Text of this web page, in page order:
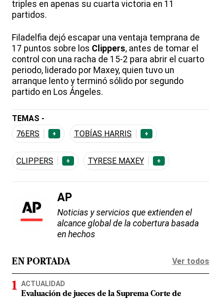
triples en apenas su cuarta victoria en 11
partidos.
Filadelfia dejó escapar una ventaja temprana de
17 puntos sobre los Clippers, antes de tomar el
control con una racha de 15-2 para abrir el cuarto
periodo, liderado por Maxey, quien tuvo un
arranque lento y terminó sólido por segundo
partido en Los Ángeles.
TEMAS -
76ERS
+ TOBÍAS HARRIS +
CLIPPERS + TYRESE MAXEY +
AP
Noticias y servicios que extienden el
alcance global de la cobertura basada
en hechos
EN PORTADA Ver todos
ACTUALIDAD
Evaluación de jueces de la Suprema Corte de